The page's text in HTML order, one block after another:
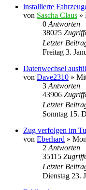
installierte
von Sascha Claus »
0 Antworten
38025
Letzter
Freitag 3.
Datenwechsel
von Dave2310 »
3 Antworten
43906
Letzter
Sonntag 15.
Zug verfolgen im
von Eberhard »
2 Antworten
35115
Letzter
Dienstag 23.